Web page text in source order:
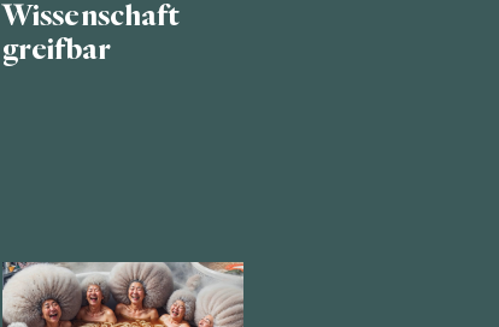
Wissenschaft
greifbar